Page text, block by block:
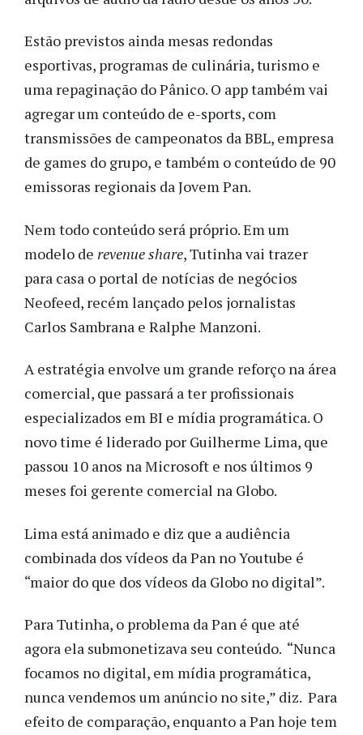
Estão previstos ainda mesas redondas
esportivas, programas de culinária, turismo e
uma repaginação do Pânico. O app também vai
agregar um conteúdo de e-sports, com
transmissões de campeonatos da BBL, empresa
de games do grupo, e também o conteúdo de 90
emissoras regionais da Jovem Pan.
Nem todo conteúdo será próprio. Em um
modelo de revenue share, Tutinha vai trazer
para casa o portal de notícias de negócios
Neofeed, recém lançado pelos jornalistas
Carlos Sambrana e Ralphe Manzoni.
A estratégia envolve um grande reforço na área
comercial, que passará a ter profissionais
especializados em BI e mídia programática. O
novo time é liderado por Guilherme Lima, que
passou 10 anos na Microsoft e nos últimos 9
meses foi gerente comercial na Globo.
Lima está animado e diz que a audiência
combinada dos vídeos da Pan no Youtube é
“maior do que dos vídeos da Globo no digital”.
Para Tutinha, o problema da Pan é que até
agora ela submonetizava seu conteúdo. “Nunca
focamos no digital, em mídia programática,
nunca vendemos um anúncio no site,” diz. Para
efeito de comparação, enquanto a Pan hoje tem